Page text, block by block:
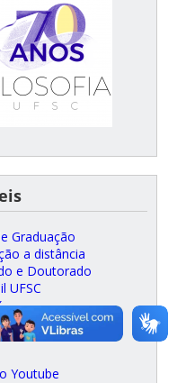
Graduação
a distância
e Doutorado
UFSC
Youtube